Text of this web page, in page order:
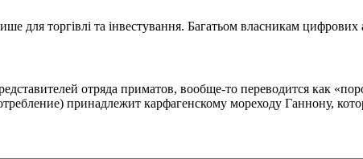
для торгівлі та інвестування. Багатьом власникам цифрових
отряда приматов, вообще-то переводится как
принадлежит карфагенскому мореходу Ганнону,